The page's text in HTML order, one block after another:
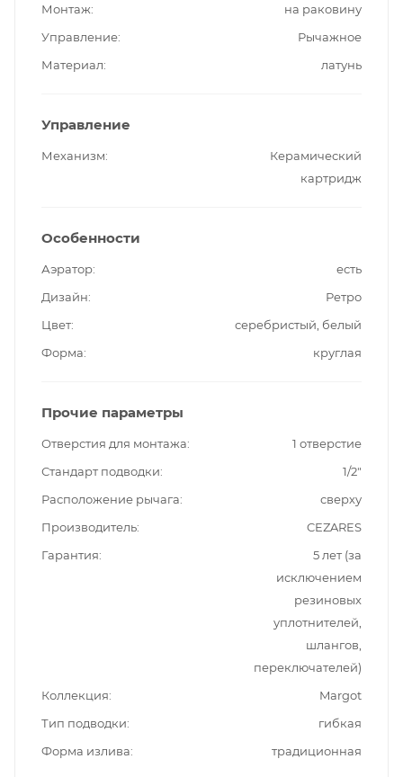
Монтаж
на раковину
Управление
Рычажное
Материал
латунь
Управление
Механизм
Керамический
картридж
Особенности
Аэратор
есть
Дизайн
Ретро
Цвет
серебристый, белый
Форма
круглая
Прочие параметры
Отверстия для монтажа
1 отверстие
Стандарт подводки
1/2"
Расположение рычага
сверху
Производитель
CEZARES
Гарантия
5 лет (за
исключением
резиновых
уплотнителей,
шлангов,
переключателей)
Коллекция
Margot
Тип подводки
гибкая
Форма излива
традиционная